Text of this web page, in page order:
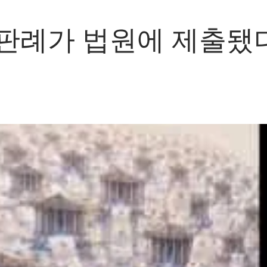
례가 법원에 제출됐